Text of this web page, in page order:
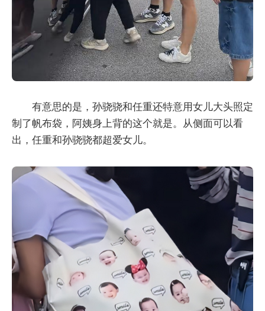
有意思的是，孙骁骁和任重还特意用女儿大头照定
制了帆布袋，阿姨身上背的这个就是。从侧面可以看
出，任重和孙骁骁都超爱女儿。